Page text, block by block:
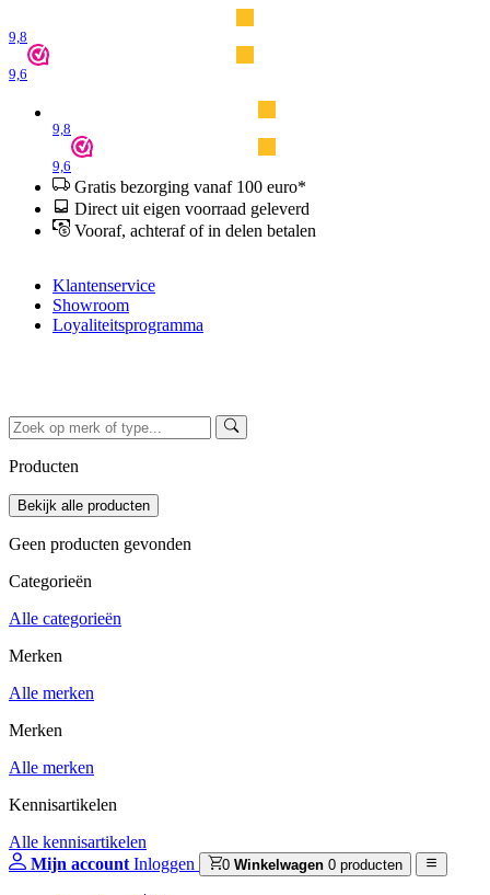
9,8
9,6
9,8
9,6
Gratis bezorging vanaf 100 euro*
Direct uit eigen voorraad geleverd
Vooraf, achteraf of in delen betalen
Klantenservice
Showroom
Loyaliteitsprogramma
Producten
Geen producten gevonden
Categorieën
Alle categorieën
Merken
Alle merken
Merken
Alle merken
Kennisartikelen
Alle kennisartikelen
Mijn account Inloggen 0 Winkelwagen 0 producten